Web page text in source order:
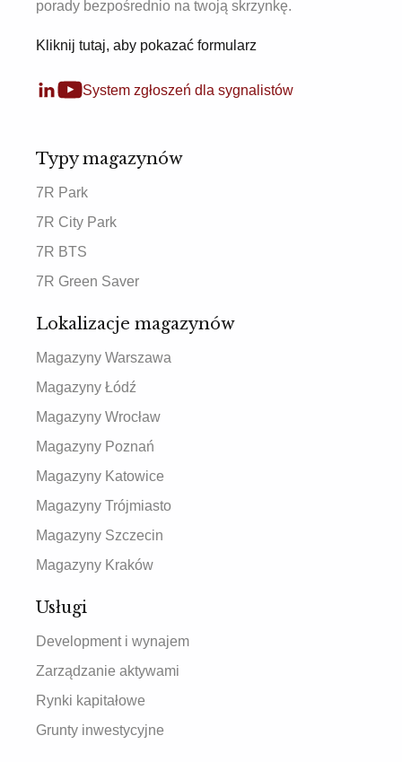
porady bezpośrednio na twoją skrzynkę.
Kliknij tutaj, aby pokazać formularz
System zgłoszeń dla sygnalistów
Typy magazynów
7R Park
7R City Park
7R BTS
7R Green Saver
Lokalizacje magazynów
Magazyny Warszawa
Magazyny Łódź
Magazyny Wrocław
Magazyny Poznań
Magazyny Katowice
Magazyny Trójmiasto
Magazyny Szczecin
Magazyny Kraków
Usługi
Development i wynajem
Zarządzanie aktywami
Rynki kapitałowe
Grunty inwestycyjne